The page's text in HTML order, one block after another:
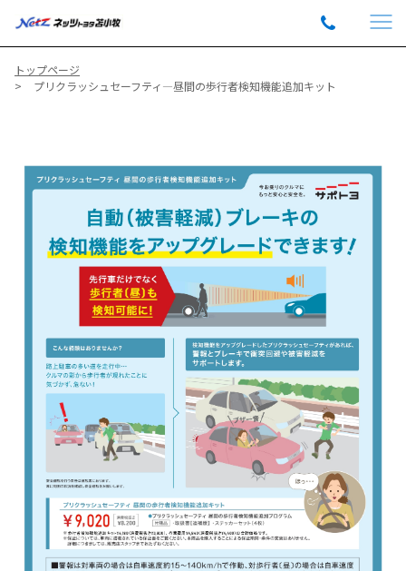
トップページ
プリクラッシュセーフティ―昼間の歩行者検知機能追加キット